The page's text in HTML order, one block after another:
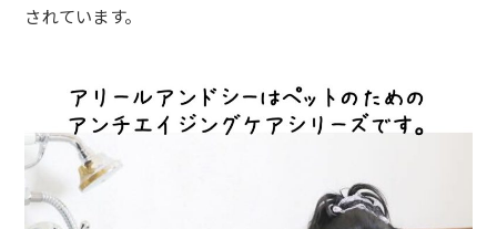
されています。